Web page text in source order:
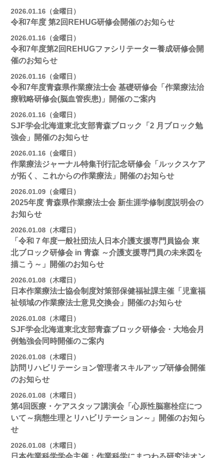
2026.01.16（金曜日）
令和7年度 第2回REHUG研修会開催のお知らせ
2026.01.16（金曜日）
令和7年度第2回REHUGファシリテーター養成研修会開
催のお知らせ
2026.01.16（金曜日）
令和7年度青森県作業療法士会 基礎研修会「作業療法治
療戦略研修会(脳血管疾患)」開催のご案内
2026.01.16（金曜日）
SJF学会北海道東北支部⻘森ブロック「2 月ブロック勉
強会」開催のお知らせ
2026.01.16（金曜日）
作業療法ジャーナル特集刊行記念研修会「ルックスケア
が拓く、これからの作業療法」開催のお知らせ
2026.01.09（金曜日）
2025年度 青森県作業療法士会 新生涯学修制度説明会の
お知らせ
2026.01.08（木曜日）
「令和７年度一般社団法人日本介護支援専門員協会 東
北ブロック研修会 in 青森 ～介護支援専門員の未来図を
描こう～」開催のお知らせ
2026.01.08（木曜日）
日本作業療法士協会制度対策部保健福祉課主催「児童福
祉領域の作業療法士意見交換会」開催のお知らせ
2026.01.08（木曜日）
SJF学会北海道東北支部青森ブロック研修会・大地会月
例勉強会同時開催のご案内
2026.01.08（木曜日）
訪問リハビリテーション管理者スキルアップ研修会開催
のお知らせ
2026.01.08（木曜日）
第4回医療・ケアスタッフ講演会「心原性脳塞栓症につ
いて～病態生理とリハビリテーション～」開催のお知ら
せ
2026.01.08（木曜日）
日本作業科学学会主催：作業科学にまつわる研究法オン